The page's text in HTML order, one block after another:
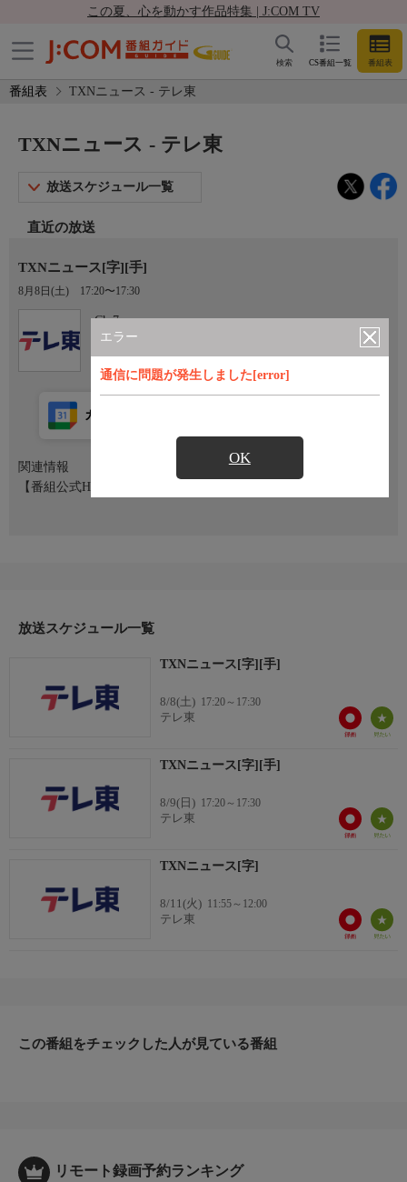
この夏、心を動かす作品特集 | J:COM TV
CS番組一覧 番組表
検索
番組表 TXNニュース - テレ東
エラー
通信に問題が発生しました[error]
OK
TXNニュース - テレ東
放送スケジュール一覧
直近の放送
TXNニュース[字][手]
8月8日(土) 17:20〜17:30
Ch.7
テレ東
カレンダー登録
関連情報
【番組公式HP】https://www.tv-tokyo.co.jp/txn/
放送スケジュール一覧
TXNニュース[字][手]
8/8(土) 17:20～17:30
テレ東
TXNニュース[字][手]
8/9(日) 17:20～17:30
テレ東
TXNニュース[字]
8/11(火) 11:55～12:00
テレ東
この番組をチェックした人が見ている番組
リモート録画予約ランキング